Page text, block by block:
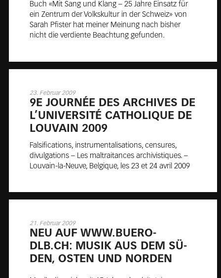
Buch «Mit Sang und Klang – 25 Jahre Einsatz für
ein Zentrum der Volkskultur in der Schweiz» von
Sarah Pfister hat meiner Meinung nach bisher
nicht die verdiente Beachtung gefunden.
23. Februar 2009
9E JOUR­NÉE DES AR­CHIVES DE
L’UNI­VER­SITÉ CA­THO­LIQUE DE
LOU­VAIN 2009
Falsifications, instrumentalisations, censures,
divulgations – Les maltraitances archivistiques. –
Louvain-la-Neuve, Belgique, les 23 et 24 avril 2009
21. Februar 2009
NEU AUF WWW.BUE­RO-
DLB.CH: MU­SIK AUS DEM SÜ­
DEN, OS­TEN UND NOR­DEN